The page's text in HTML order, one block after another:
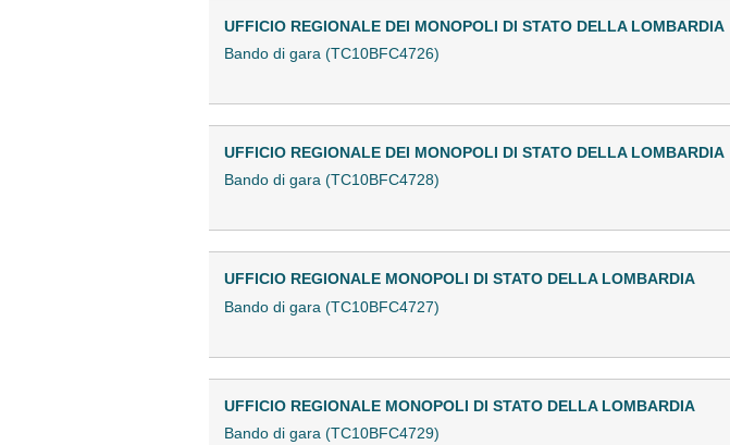
UFFICIO REGIONALE DEI MONOPOLI DI STATO DELLA LOMBARDIA
Bando di gara (TC10BFC4726)
UFFICIO REGIONALE DEI MONOPOLI DI STATO DELLA LOMBARDIA
Bando di gara (TC10BFC4728)
UFFICIO REGIONALE MONOPOLI DI STATO DELLA LOMBARDIA
Bando di gara (TC10BFC4727)
UFFICIO REGIONALE MONOPOLI DI STATO DELLA LOMBARDIA
Bando di gara (TC10BFC4729)